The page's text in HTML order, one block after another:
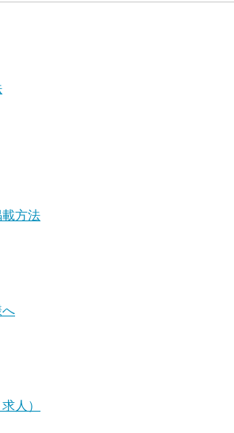
方法
人）